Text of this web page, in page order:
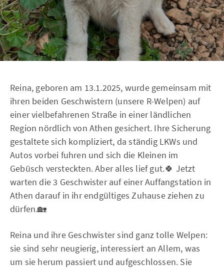
Reina, geboren am 13.1.2025, wurde gemeinsam mit
ihren beiden Geschwistern (unsere R-Welpen) auf
einer vielbefahrenen Straße in einer ländlichen
Region nördlich von Athen gesichert. Ihre Sicherung
gestaltete sich kompliziert, da ständig LKWs und
Autos vorbei fuhren und sich die Kleinen im
Gebüsch versteckten. Aber alles lief gut.🍀 Jetzt
warten die 3 Geschwister auf einer Auffangstation in
Athen darauf in ihr endgültiges Zuhause ziehen zu
dürfen.🏡
Reina und ihre Geschwister sind ganz tolle Welpen:
sie sind sehr neugierig, interessiert an Allem, was
um sie herum passiert und aufgeschlossen. Sie